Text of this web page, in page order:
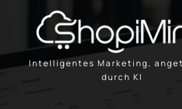
content
Intelligentes Marketing,
durch KI